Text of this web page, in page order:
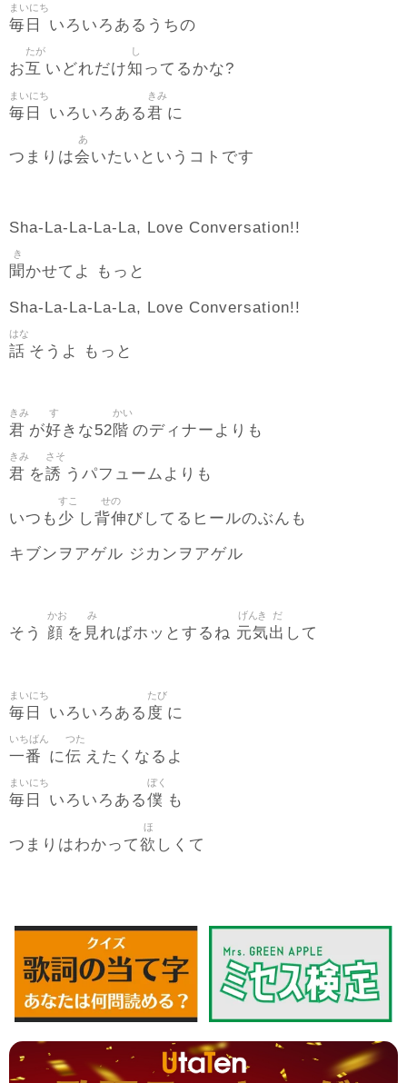
毎日
まいにち
いろいろあるうちの
お互
たが
いどれだけ知
し
ってるかな?
毎日
まいにち
いろいろある君
きみ
に
つまりは会
あ
いたいというコトです
Sha-La-La-La-La, Love Conversation!!
聞
き
かせてよ もっと
Sha-La-La-La-La, Love Conversation!!
話
はな
そうよ もっと
君
きみ
が好
す
きな52階
かい
のディナーよりも
君
きみ
を誘
さそ
うパフュームよりも
いつも 少
すこ
し背伸
せの
びしてるヒールのぶんも
キブンヲアゲル ジカンヲアゲル
そう 顔
かお
を 見
み
ればホッとするね 元気
げんき
出
だ
して
毎日
まいにち
いろいろある 度
たび
に
一番
いちばん
に伝
つた
えたくなるよ
毎日
まいにち
いろいろある僕
ぼく
も
つまりはわかって欲
ほ
しくて